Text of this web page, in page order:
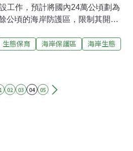
工作，預計將國內24萬公頃劃為
公頃的海岸防護區，限制其開發
區、珍貴稀有動植物地區、特殊
資產地區及重要河口生態地區都
公共安全使用。二級海岸保護區
生態保育 海岸保護區
海岸生態
02 03 04 05